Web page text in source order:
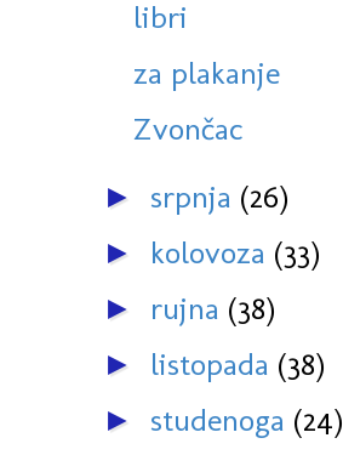
libri
za plakanje
Zvončac
► srpnja (26)
► kolovoza (33)
► rujna (38)
► listopada (38)
► studenoga (24)